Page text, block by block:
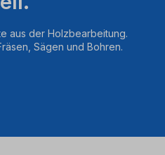
aus der Holzbearbeitung.
Sägen und Bohren.